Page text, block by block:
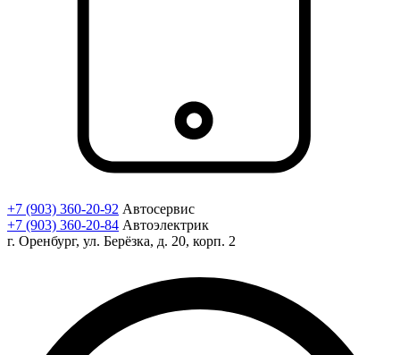
+7 (903) 360-20-92 Автосервис
+7 (903) 360-20-84 Автоэлектрик
г. Оренбург, ул. Берёзка, д. 20, корп. 2